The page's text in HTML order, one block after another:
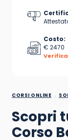
Costo:
€ 2470
CORSI ONLINE
Scopri
Corso